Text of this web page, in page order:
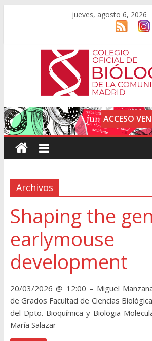
jueves, agosto 6, 2026
ACCESO
Archivos
Shaping the
earlymouse
development
20/03/2026 @ 12:00 – Miguel
de Grados Facultad de Ciencias
del Dpto. Bioquímica y Biologia
María Salazar